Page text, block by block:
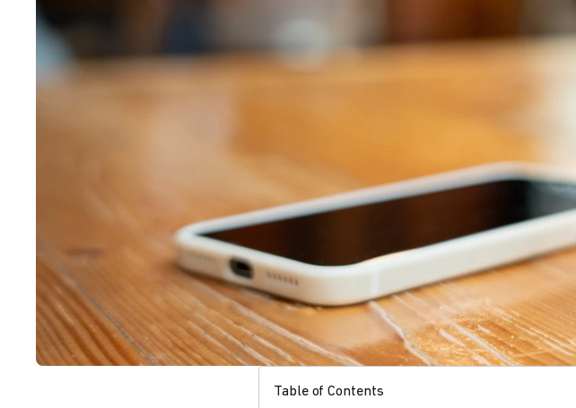
Table of Contents